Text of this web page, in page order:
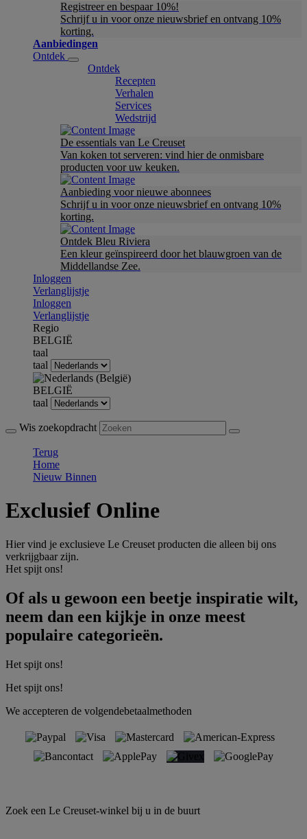
Registreer en bespaar 10%!
Schrijf u in voor onze nieuwsbrief en ontvang 10%
korting.
Aanbiedingen
Ontdek
Ontdek
Recepten
Verhalen
Services
Wedstrijd
De essentials van Le Creuset
Van koken tot serveren: vind hier de onmisbare
producten voor uw keuken.
Aanbieding voor nieuwe abonnees
Schrijf u in voor onze nieuwsbrief en ontvang 10%
korting.
Ontdek Bleu Riviera
Een kleur geïnspireerd door het blauwgroen van de
Middellandse Zee.
Inloggen
Verlanglijstje
Inloggen
Verlanglijstje
Regio
BELGIË
taal
taal
BELGIË
taal
Wis zoekopdracht
Terug
Home
Nieuw Binnen
Exclusief Online
Hier vind je exclusieve Le Creuset producten die alleen bij ons
verkrijgbaar zijn.
Het spijt ons!
Of als u gewoon een beetje inspiratie wilt,
neem dan een kijkje in onze meest
populaire categorieën.
Het spijt ons!
Het spijt ons!
We accepteren de volgendebetaalmethoden
Zoek een Le Creuset-winkel bij u in de buurt